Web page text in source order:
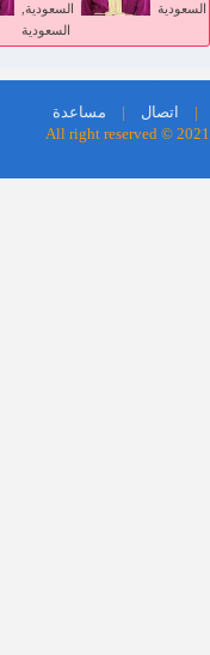
السعودية,
السعودية
السعودية
|
اتصال | مساعدة
All right reserved © 2021